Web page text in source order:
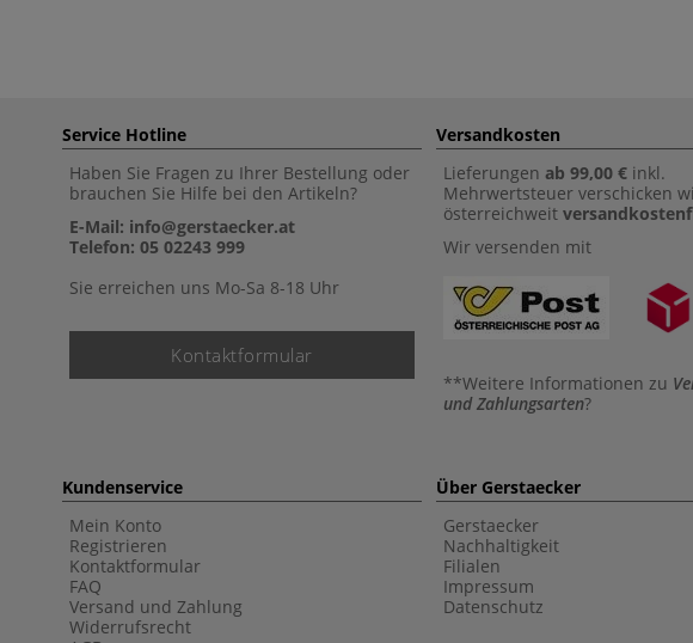
Service Hotline
Haben Sie Fragen zu Ihrer Bestellung oder
brauchen Sie Hilfe bei den Artikeln?
E-Mail: info@gerstaecker.at
Telefon: 05 02243 999
Sie erreichen uns Mo-Sa 8-18 Uhr
Kontaktformular
Versandkosten
Lieferungen ab 99,00 € inkl.
Mehrwertsteuer verschicken
österreichweit
Wir versenden mit
**Weitere Informationen zu
und Zahlungsarten?
Kundenservice
Mein Konto
Registrieren
Kontaktformular
FAQ
Versand und Zahlung
Widerrufsrecht
Über Gerstaecker
Gerstaecker
Nachhaltigkeit
Filialen
Impressum
Datenschutz